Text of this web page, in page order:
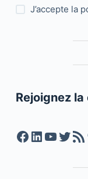
J’accepte la
Rejoignez
Facebook
LinkedIn